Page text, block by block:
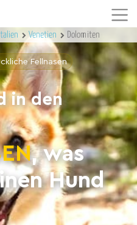
Italien Venetien Dolomiten
Fellnasen
in den
, was
Hund